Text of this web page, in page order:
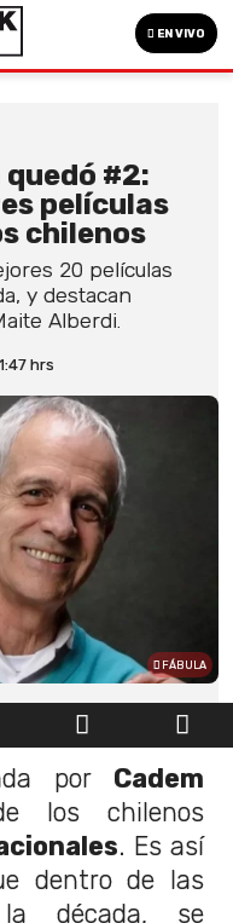
EN VIVO
#2:
películas
chilenos
20 películas
y destacan
Alberdi.
hrs
FÁBULA
por Cadem
los chilenos
. Es así
dentro de las
década, se